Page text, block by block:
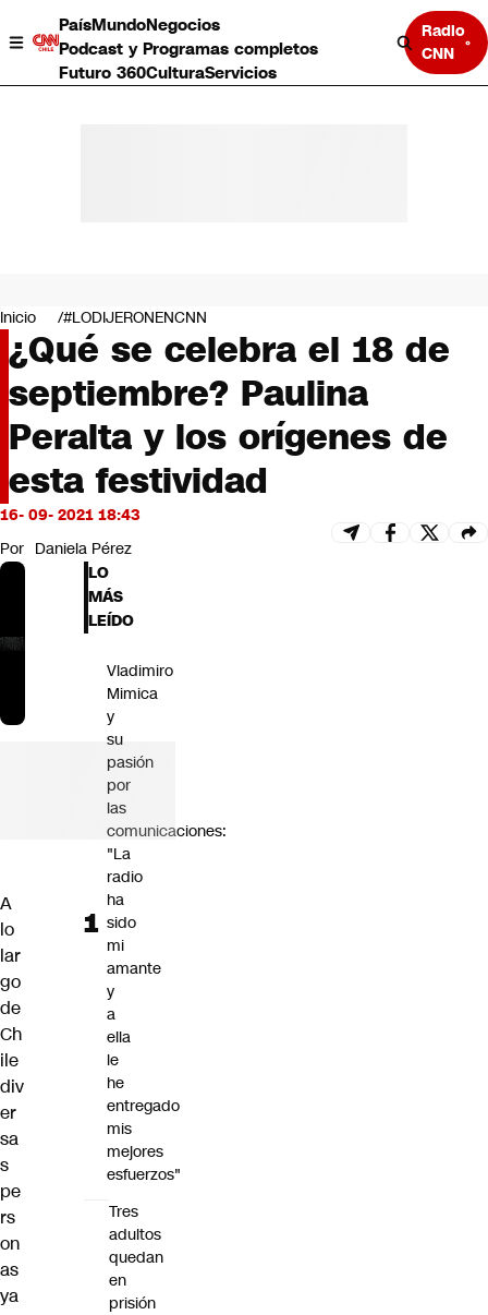
PaísMundoNegocios
Podcast y Programas completos
Futuro 360CulturaServicios
Radio
CNN
Negocios
Deportes
Programas completos
Cultura
Servicios
Bits
CNN tiempo
Futuro 360
Inicio #LODIJERONENCNN
¿Qué se celebra el 18 de
septiembre? Paulina
Peralta y los orígenes de
esta festividad
16- 09- 2021 18:43
Por Daniela Pérez
A
lo
lar
go
de
Ch
ile
div
er
sa
s
pe
rs
on
as
ya
LO
MÁS
LEÍDO
Vladimiro
Mimica
y
su
pasión
por
las
comunicaciones:
"La
radio
ha
sido
mi
amante
y
a
ella
le
he
entregado
mis
mejores
esfuerzos"
Tres
adultos
quedan
en
prisión